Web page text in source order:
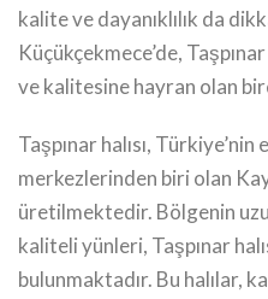
kalite ve dayanıklılık da
Küçükçekmece’de,
ve kalitesine hayran olan
Taşpınar halısı,
merkezlerinden biri olan
üretilmektedir. Bölgenin
kaliteli yünleri, Taşpınar
bulunmaktadır. Bu halılar,